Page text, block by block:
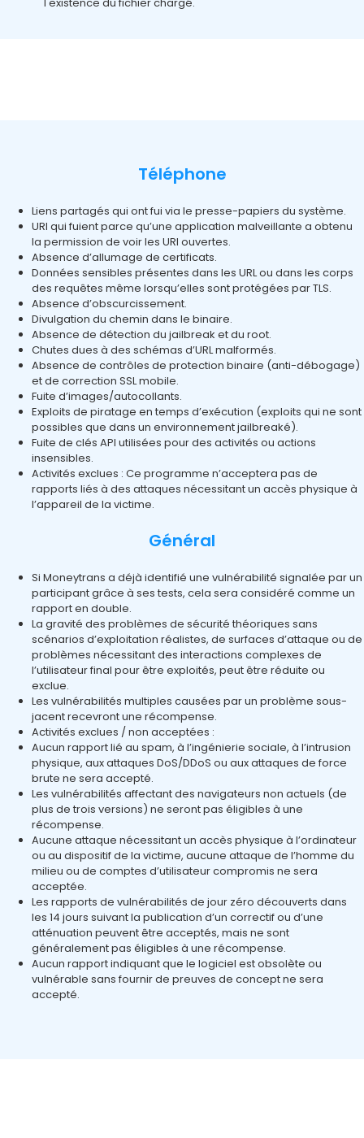
Téléphone
Liens partagés qui ont fui via le presse-papiers du système.
URI qui fuient parce qu’une application malveillante a obtenu
la permission de voir les URI ouvertes.
Absence d’allumage de certificats.
Données sensibles présentes dans les URL ou dans les corps
des requêtes même lorsqu’elles sont protégées par TLS.
Absence d’obscurcissement.
Divulgation du chemin dans le binaire.
Absence de détection du jailbreak et du root.
Chutes dues à des schémas d’URL malformés.
Absence de contrôles de protection binaire (anti-débogage)
et de correction SSL mobile.
Fuite d’images/autocollants.
Exploits de piratage en temps d’exécution (exploits qui ne sont
possibles que dans un environnement jailbreaké).
Fuite de clés API utilisées pour des activités ou actions
insensibles.
Activités exclues : Ce programme n’acceptera pas de
rapports liés à des attaques nécessitant un accès physique à
l’appareil de la victime.
Général
Si Moneytrans a déjà identifié une vulnérabilité signalée par un
participant grâce à ses tests, cela sera considéré comme un
rapport en double.
La gravité des problèmes de sécurité théoriques sans
scénarios d’exploitation réalistes, de surfaces d’attaque ou de
problèmes nécessitant des interactions complexes de
l’utilisateur final pour être exploités, peut être réduite ou
exclue.
Les vulnérabilités multiples causées par un problème sous-
jacent recevront une récompense.
Activités exclues / non acceptées :
Aucun rapport lié au spam, à l’ingénierie sociale, à l’intrusion
physique, aux attaques DoS/DDoS ou aux attaques de force
brute ne sera accepté.
Les vulnérabilités affectant des navigateurs non actuels (de
plus de trois versions) ne seront pas éligibles à une
récompense.
Aucune attaque nécessitant un accès physique à l’ordinateur
ou au dispositif de la victime, aucune attaque de l’homme du
milieu ou de comptes d’utilisateur compromis ne sera
acceptée.
Les rapports de vulnérabilités de jour zéro découverts dans
les 14 jours suivant la publication d’un correctif ou d’une
atténuation peuvent être acceptés, mais ne sont
généralement pas éligibles à une récompense.
Aucun rapport indiquant que le logiciel est obsolète ou
vulnérable sans fournir de preuves de concept ne sera
accepté.